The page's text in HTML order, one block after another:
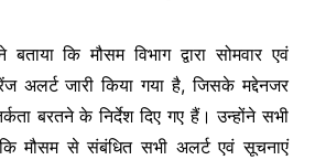
कि मौसम विभाग द्वारा सोमवार एवं
अलर्ट जारी किया गया है, जिसके मद्देनजर
बरतने के निर्देश दिए गए हैं। उन्होंने सभी
कि मौसम से संबंधित सभी अलर्ट एवं सूचनाएं